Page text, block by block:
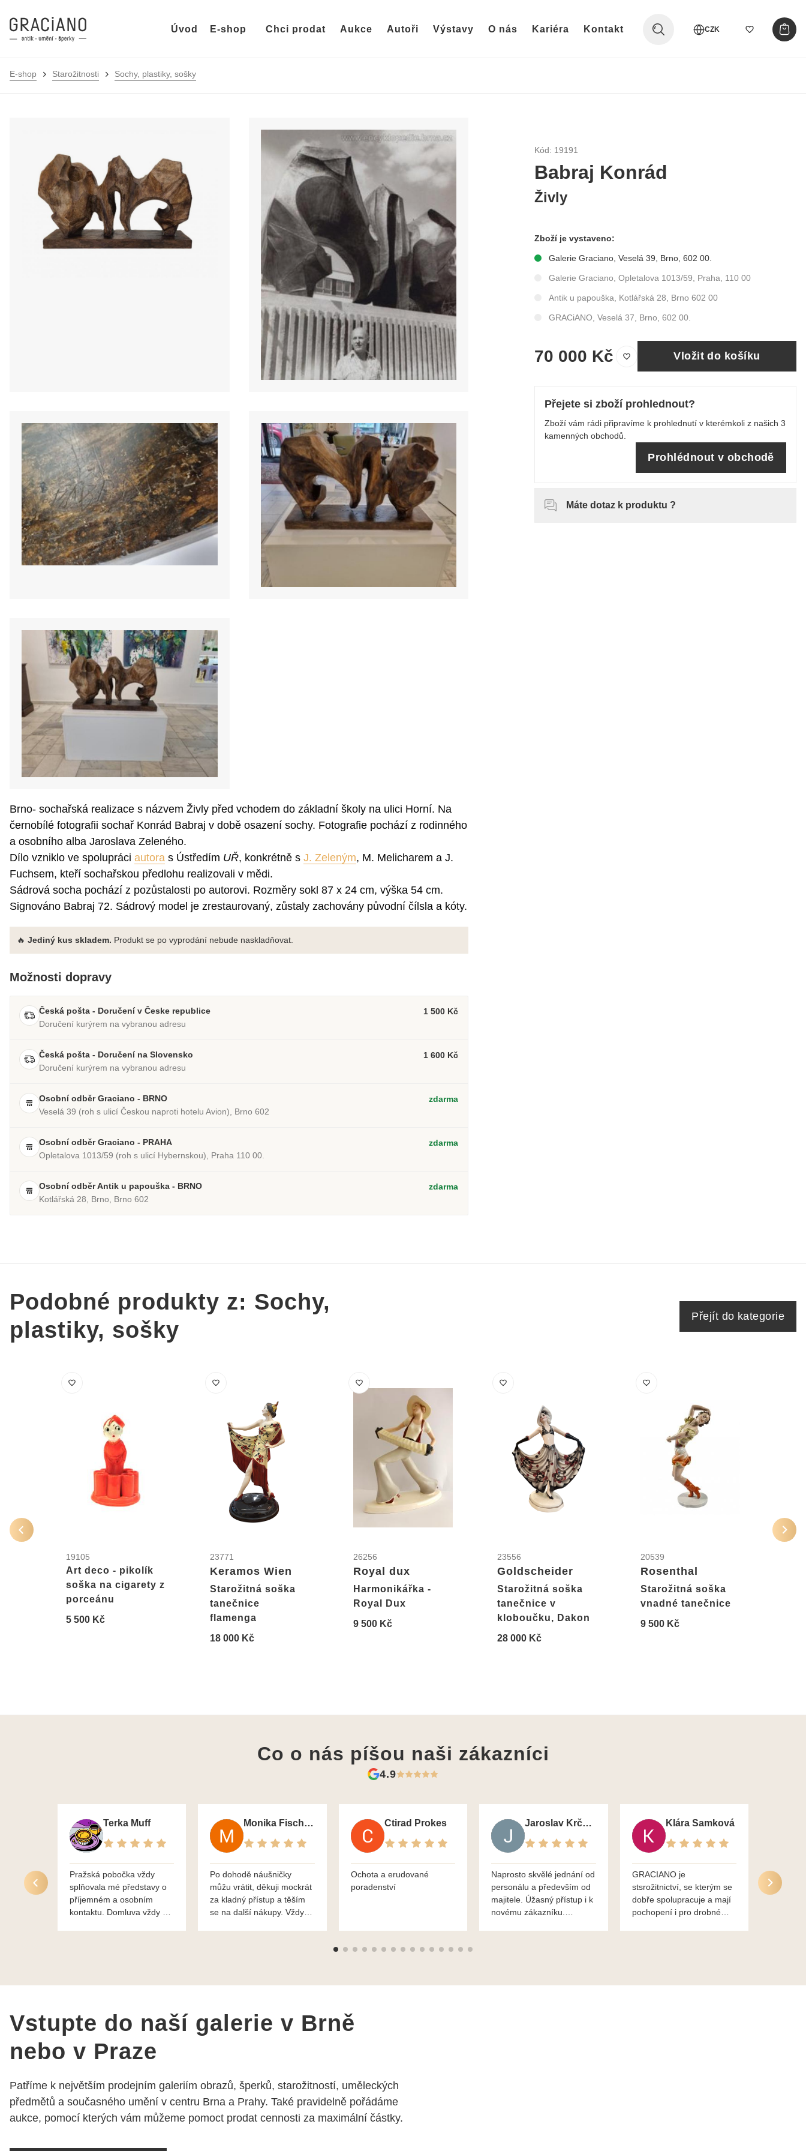
Úvod E-shop Chci prodat Aukce Autoři Výstavy O nás Kariéra Kontakt CZK
E-shop Starožitnosti Sochy, plastiky, sošky
Kód: 19191
Babraj Konrád
Živly
Zboží je vystaveno:
Galerie Graciano, Veselá 39, Brno, 602 00.
Galerie Graciano, Opletalova 1013/59, Praha, 110 00
Antik u papouška, Kotlářská 28, Brno 602 00
GRACiANO, Veselá 37, Brno, 602 00.
70 000 Kč Vložit do košíku
Přejete si zboží prohlednout?
Zboží vám rádi připravíme k prohlednutí v kterémkoli z našich 3
kamenných obchodů.
Prohlédnout v obchodě
Máte dotaz k produktu ?
Brno- sochařská realizace s názvem Živly před vchodem do základní školy na ulici Horní. Na
černobílé fotografii sochař Konrád Babraj v době osazení sochy. Fotografie pochází z rodinného
a osobního alba Jaroslava Zeleného.
Dílo vzniklo ve spolupráci autora s Ústředím UŘ, konkrétně s J. Zeleným, M. Melicharem a J.
Fuchsem, kteří sochařskou předlohu realizovali v mědi.
Sádrová socha pochází z pozůstalosti po autorovi. Rozměry sokl 87 x 24 cm, výška 54 cm.
Signováno Babraj 72. Sádrový model je zrestaurovaný, zůstaly zachovány původní čílsla a kóty.
🔥 Jediný kus skladem. Produkt se po vyprodání nebude naskladňovat.
Možnosti dopravy
Česká pošta - Doručení v Česke republice
Doručení kurýrem na vybranou adresu
1 500 Kč
Česká pošta - Doručení na Slovensko
Doručení kurýrem na vybranou adresu
1 600 Kč
Osobní odběr Graciano - BRNO
Veselá 39 (roh s ulicí Českou naproti hotelu Avion), Brno 602
zdarma
Osobní odběr Graciano - PRAHA
Opletalova 1013/59 (roh s ulicí Hybernskou), Praha 110 00.
zdarma
Osobní odběr Antik u papouška - BRNO
Kotlářská 28, Brno, Brno 602
zdarma
Podobné produkty z: Sochy,
plastiky, sošky
Přejít do kategorie
19105
Art deco - pikolík
soška na cigarety z
porceánu
5 500 Kč
23771
Keramos Wien
Starožitná soška
tanečnice
flamenga
18 000 Kč
26256
Royal dux
Harmonikářka -
Royal Dux
9 500 Kč
23556
Goldscheider
Starožitná soška
tanečnice v
kloboučku, Dakon
28 000 Kč
20539
Rosenthal
Starožitná soška
vnadné tanečnice
9 500 Kč
Co o nás píšou naši zákazníci
4.9
Terka Muff
Pražská pobočka vždy
splňovala mé představy o
příjemném a osobním
kontaktu. Domluva vždy na
Moc děkuji a doporučuji se
jak už bylo napsáno - na
požádání Vám šperky z
Super !!! pí Papoušková
Monika Fischerova
Po dohodě náušničky
můžu vrátit, děkuji mockrát
za kladný přístup a těším
se na další nákupy. Vždy
Ctirad Prokes
Ochota a erudované
poradenství
Jaroslav Krčma
Naprosto skvělé jednání od
personálu a především od
majitele. Úžasný přístup i k
novému zákazníku.
Klára Samková
GRACIANO je
stsrožitnictví, se kterým se
dobře spolupracuje a mají
pochopení i pro drobné
Služby
jsou po
Vstupte do naší galerie v Brně
nebo v Praze
Patříme k největším prodejním galeriím obrazů, šperků, starožitností, uměleckých
předmětů a současného umění v centru Brna a Prahy. Také pravidelně pořádáme
aukce, pomocí kterých vám můžeme pomoct prodat cennosti za maximální částky.